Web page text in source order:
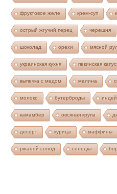
фруктовое желе крем-суп
острый жгучий перец черешня
шоколад орехи мясной
украинская кухня пекинская
выпечка с медом малина
молоко бутерброды
камамбер овсяная крупа
десерт курица маффины
ржаной солод селедка